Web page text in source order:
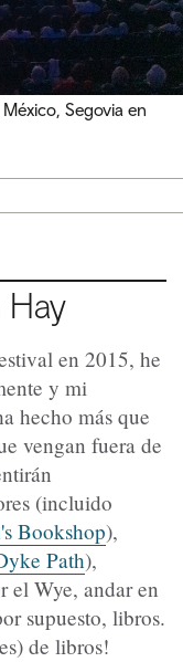
Segovia en
en 2015, he
y mi
hecho más que
vengan fuera de
(incluido
Bookshop),
Path),
el Wye, andar en
supuesto, libros.
de libros!